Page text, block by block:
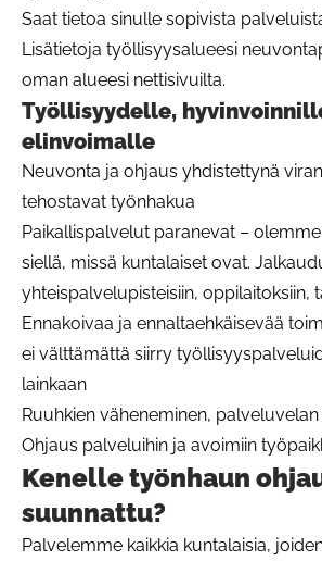
Saat tietoa sinulle sopivista
Lisätietoja työllisyysalueesi
oman alueesi nettisivuilta.
Työllisyydelle,
elinvoimalle
Neuvonta ja ohjaus yhdistettynä
tehostavat työnhakua
Paikallispalvelut paranevat –
siellä, missä kuntalaiset ovat.
yhteispalvelupisteisiin, oppilaitoksiin,
Ennakoivaa ja ennaltaehkäisevää
ei välttämättä siirry
lainkaan
Ruuhkien väheneminen,
Ohjaus palveluihin ja avoimiin
Kenelle työnhaun
suunnattu?
Palvelemme kaikkia kuntalaisia,